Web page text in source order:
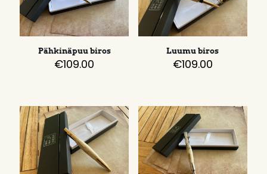
Pähkinäpuu biros
€109.00
Luumu biros
€109.00